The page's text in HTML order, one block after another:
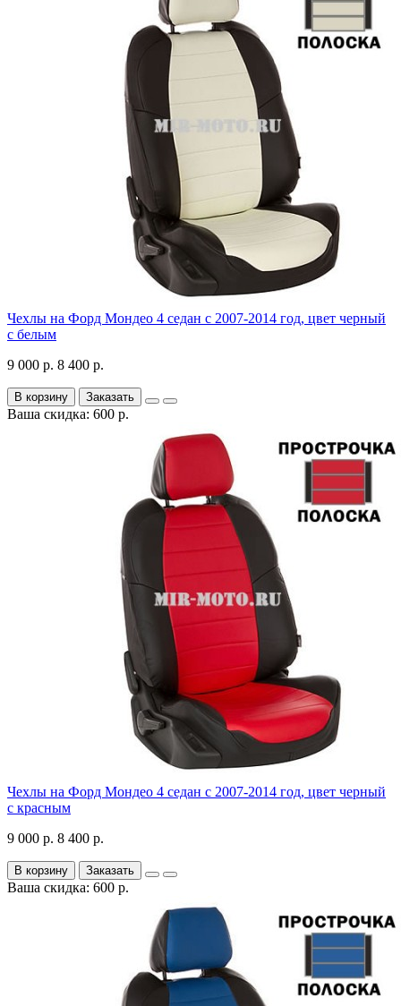
Чехлы на Форд Мондео 4 седан с 2007-2014 год, цвет черный
с белым
9 000 р. 8 400 р.
В корзину Заказать
Ваша скидка: 600 р.
Чехлы на Форд Мондео 4 седан с 2007-2014 год, цвет черный
с красным
9 000 р. 8 400 р.
В корзину Заказать
Ваша скидка: 600 р.